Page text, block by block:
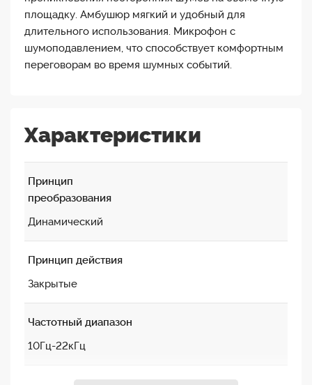
площадку. Амбушюр мягкий и удобный для
длительного использования. Микрофон с
шумоподавлением, что способствует комфортным
переговорам во время шумных событий.
Характеристики
Принцип
преобразования
Динамический
Принцип действия
Закрытые
Частотный диапазон
10Гц-22кГц